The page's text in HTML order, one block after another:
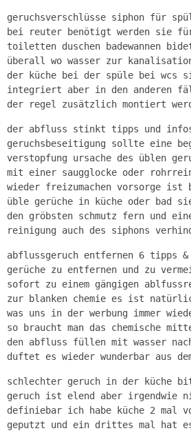
geruchsverschlüsse siphon für
bei reuter benötigt werden sie für
toiletten duschen badewannen
überall wo wasser zur
der küche bei der spüle bei wcs
integriert aber in den anderen
der regel zusätzlich montiert
der abfluss stinkt tipps und
geruchsbeseitigung sollte eine
verstopfung ursache des üblen
mit einer saugglocke oder
wieder freizumachen vorsorge ist
üble gerüche in küche oder bad
den gröbsten schmutz fern und
reinigung auch des siphons
abflussgeruch entfernen 6 tipps
gerüche zu entfernen und zu
sofort zu einem gängigen
zur blanken chemie es ist
was uns in der werbung immer
so braucht man das chemische
den abfluss füllen mit wasser
duftet es wieder wunderbar aus
schlechter geruch in der küche
geruch ist elend aber irgendwie
definiebar ich habe küche 2 mal
geputzt und ein drittes mal hat